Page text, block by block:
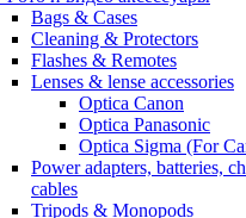
Bags & Cases
Cleaning & Protectors
Flashes & Remotes
Lenses & lense accessories
Optica Canon
Optica Panasonic
Optica Sigma (For
Power adapters, batteries,
cables
Tripods & Monopods